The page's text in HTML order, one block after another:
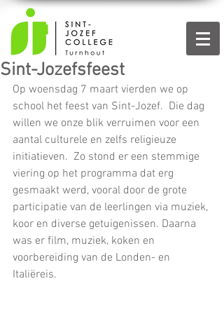
Sint-Jozefsfeest
Op woensdag 7 maart vierden we op
school het feest van Sint-Jozef.  Die dag
willen we onze blik verruimen voor een
aantal culturele en zelfs religieuze
initiatieven.  Zo stond er een stemmige
viering op het programma dat erg
gesmaakt werd, vooral door de grote
participatie van de leerlingen via muziek,
koor en diverse getuigenissen. Daarna
was er film, muziek, koken en
voorbereiding van de Londen- en
Italiëreis.